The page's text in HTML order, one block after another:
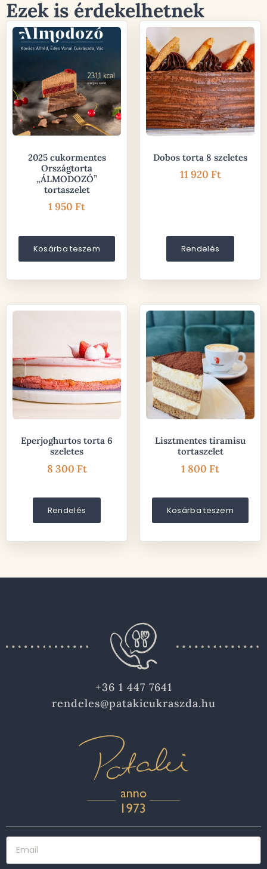
Ezek is érdekelhetnek
2025 cukormentes
Országtorta
„ÁLMODOZÓ”
tortaszelet
1 950 Ft
Kosárba teszem
Dobos torta 8 szeletes
11 920 Ft
Rendelés
Eperjoghurtos torta 6
szeletes
8 300 Ft
Rendelés
Lisztmentes tiramisu
tortaszelet
1 800 Ft
Kosárba teszem
+36 1 447 7641
rendeles@patakicukraszda.hu